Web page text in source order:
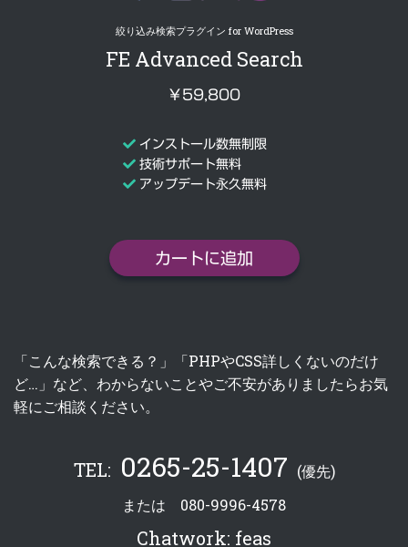
絞り込み検索プラグイン for WordPress
FE Advanced Search
￥59,800
インストール数無制限
技術サポート無料
アップデート永久無料
カートに追加
「こんな検索できる？」「PHPやCSS詳しくないのだけ
ど…」など、わからないことやご不安がありましたらお気
軽にご相談ください。
TEL: 0265-25-1407 (優先)
または 080-9996-4578
Chatwork: feas